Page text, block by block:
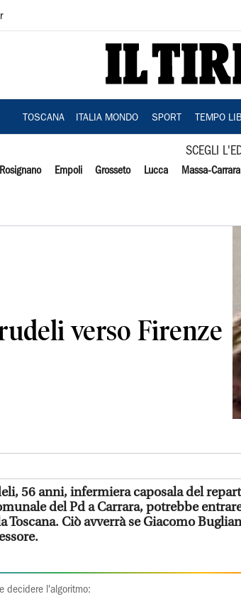
TOSCANA ITALIA MONDO SPORT TEMPO
SCEGLI
Empoli Grosseto Lucca Massa-Carrara
verso Firenze
56 anni, infermiera caposala del
del Pd a Carrara, potrebbe
Toscana. Ciò avverrà se Giacomo
decidere l'algoritmo: